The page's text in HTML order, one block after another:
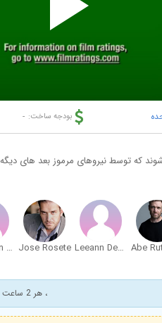
بودجه ساخت: -
که توسط نیروهای مرموز بعد های
Leeann Dearing
Jose Rosete
Dartagnan Driscoll
، هر 2 ساعت یک فیلم برای یک کاربر ویژه